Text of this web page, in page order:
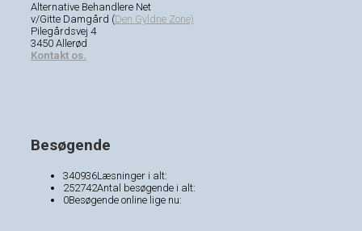
Alternative Behandlere Net
v/Gitte Damgård (Den Gyldne Zone)
Pilegårdsvej 4
3450 Allerød
Kontakt os.
Besøgende
340936Læsninger i alt:
252742Antal besøgende i alt:
0Besøgende online lige nu: